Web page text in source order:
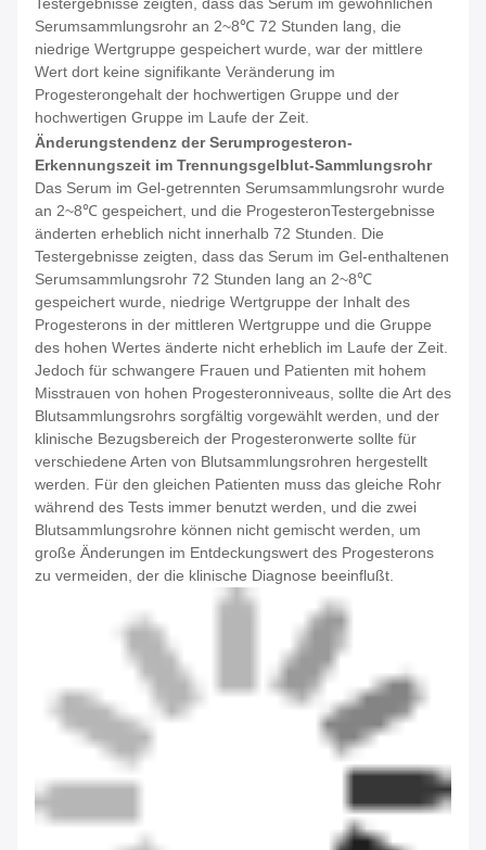
Testergebnisse zeigten, dass das Serum im gewöhnlichen
Serumsammlungsrohr an 2~8℃ 72 Stunden lang, die
niedrige Wertgruppe gespeichert wurde, war der mittlere
Wert dort keine signifikante Veränderung im
Progesterongehalt der hochwertigen Gruppe und der
hochwertigen Gruppe im Laufe der Zeit.
Änderungstendenz der Serumprogesteron-
Erkennungszeit im Trennungsgelblut-Sammlungsrohr
Das Serum im Gel-getrennten Serumsammlungsrohr wurde
an 2~8℃ gespeichert, und die ProgesteronTestergebnisse
änderten erheblich nicht innerhalb 72 Stunden. Die
Testergebnisse zeigten, dass das Serum im Gel-enthaltenen
Serumsammlungsrohr 72 Stunden lang an 2~8℃
gespeichert wurde, niedrige Wertgruppe der Inhalt des
Progesterons in der mittleren Wertgruppe und die Gruppe
des hohen Wertes änderte nicht erheblich im Laufe der Zeit.
Jedoch für schwangere Frauen und Patienten mit hohem
Misstrauen von hohen Progesteronniveaus, sollte die Art des
Blutsammlungsrohrs sorgfältig vorgewählt werden, und der
klinische Bezugsbereich der Progesteronwerte sollte für
verschiedene Arten von Blutsammlungsrohren hergestellt
werden. Für den gleichen Patienten muss das gleiche Rohr
während des Tests immer benutzt werden, und die zwei
Blutsammlungsrohre können nicht gemischt werden, um
große Änderungen im Entdeckungswert des Progesterons
zu vermeiden, der die klinische Diagnose beeinflußt.